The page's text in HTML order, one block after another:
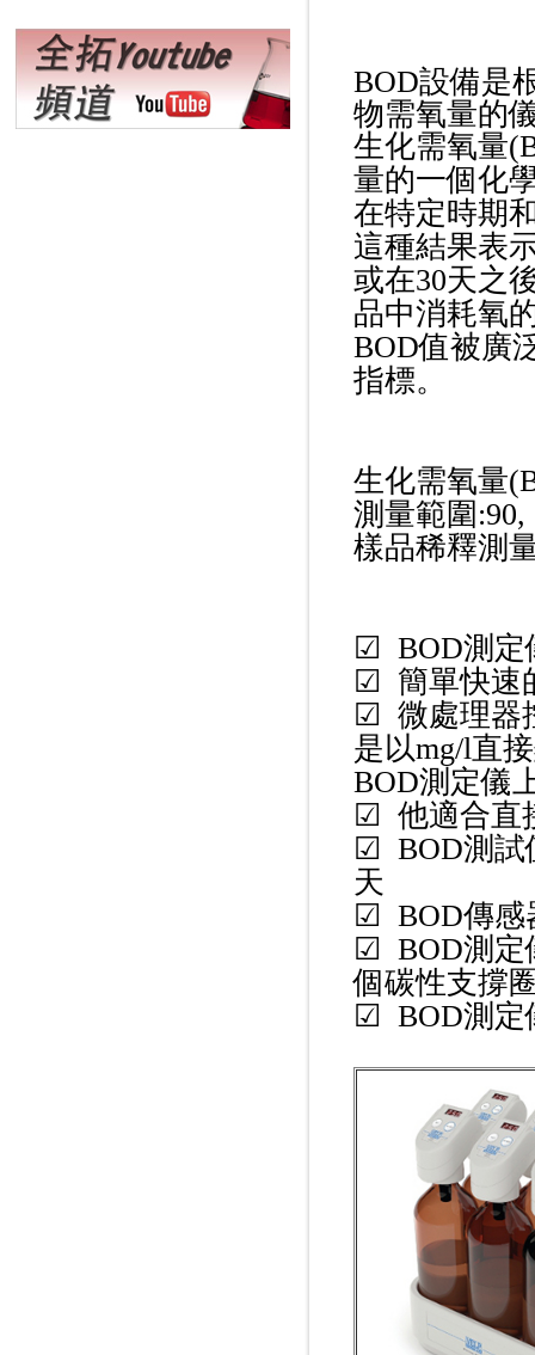
BOD設備是
物需氧量的
生化需氧量
量的一個化
在特定時期
這種結果表
或在30天之
品中消耗氧
BOD值被廣
指標。
生化需氧量
測量範圍:90,
樣品稀釋測
☑ BOD測定
☑ 簡單快速
☑ 微處理器
是以mg/l直
BOD測定儀
☑ 他適合直
☑ BOD測試
天
☑ BOD傳感
☑ BOD測定
個碳性支撐
☑ BOD測定